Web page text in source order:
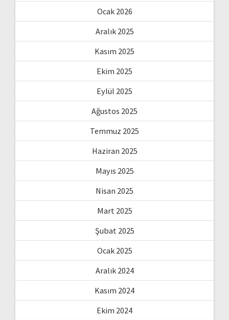
Ocak 2026
Aralık 2025
Kasım 2025
Ekim 2025
Eylül 2025
Ağustos 2025
Temmuz 2025
Haziran 2025
Mayıs 2025
Nisan 2025
Mart 2025
Şubat 2025
Ocak 2025
Aralık 2024
Kasım 2024
Ekim 2024